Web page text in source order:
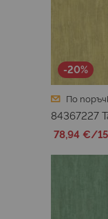
-20%
По
84367227
78,94 €/